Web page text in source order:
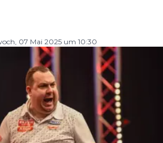
07 Mai 2025 um 10:30